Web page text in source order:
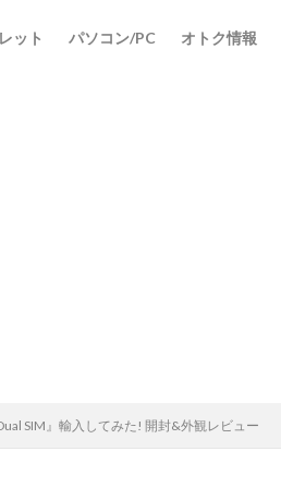
ット パソコン/PC オトク情報
SIM』輸入してみた! 開封&外観レビュー